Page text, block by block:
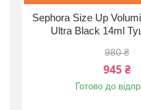
Sephora Size Up
Ultra Black 14ml
980 ₴
945 ₴
Готово до